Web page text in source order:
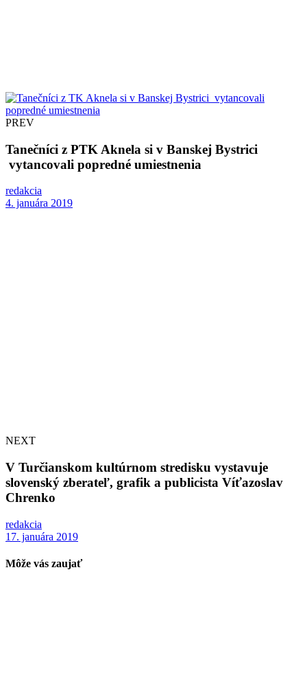
PREV
Tanečníci z PTK Aknela si v Banskej Bystrici
vytancovali popredné umiestnenia
redakcia
4. januára 2019
NEXT
V Turčianskom kultúrnom stredisku vystavuje
slovenský zberateľ, grafik a publicista Víťazoslav
Chrenko
redakcia
17. januára 2019
Môže vás zaujať